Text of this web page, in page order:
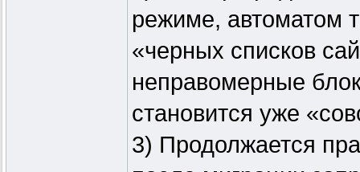
режиме, автоматом
«черных списков
неправомерные
становится уже
3) Продолжается